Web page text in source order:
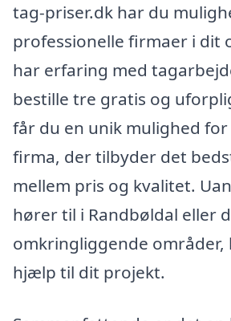
tag-priser.dk har du
professionelle firmaer i dit
har erfaring med
bestille tre gratis og
får du en unik mulighed
firma, der tilbyder det
mellem pris og kvalitet.
hører til i Randbøldal eller
omkringliggende områder,
hjælp til dit projekt.